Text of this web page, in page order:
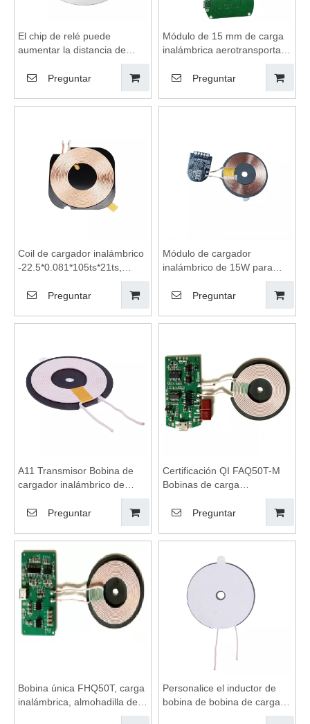
El chip de relé puede
aumentar la distancia de
carga inalámbrica de 5 mm,
módulo de carga de
bobinas de carga
base de cargador
inalámbrico, plataforma de
carga inalámbrica
Preguntar
Módulo de 15 mm de carga
inalámbrica aerotransportada
a larga distancia, cargador
de teléfonos móviles
inalámbricos, bobinas de
carga inalámbrica, módulo
inalámbrica
Preguntar
Coil de cargador inalámbrico
-22.5*0.081*105ts*21ts,
inalámbrica, placa base de
cargador de teléfonos
inalámbrica, carga
inalámbrica
Preguntar
Módulo de cargador
inalámbrico de 15W para
teléfonos móviles
inalámbricos, bobinas de
carga inalámbrica, módulo
inalámbrico, módulo de
bobina de transmisión,
plataforma de carga
inalámbrica
Preguntar
A11 Transmisor Bobina de
cargador inalámbrico de
teléfono móvil, bobina de
carga inalámbrica Qi, carga
inalámbrica, almohadilla de
carga inalámbrica, bobinas
de carga inalámbrica,
módulo de carga inalámbrica
Preguntar
Certificación QI FAQ50T-M
Bobinas de carga
inalámbrica, almohadilla de
carga inalámbrica, bobinas
de carga inalámbrica,
módulo de carga
inalámbrica, placa base de
cargador inalámbrico
Preguntar
Bobina única FHQ50T, carga
inalámbrica, almohadilla de
carga inalámbrica, bobinas
Personalice el inductor de
bobina de bobina de carga